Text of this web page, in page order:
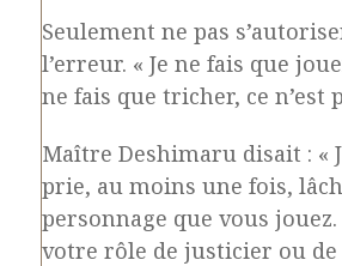
Seulement ne pas
l’erreur. « Je ne fais que
ne fais que tricher, ce n’est
Maître Deshimaru disait : «
prie, au moins une fois,
personnage que vous
votre rôle de justicier ou de